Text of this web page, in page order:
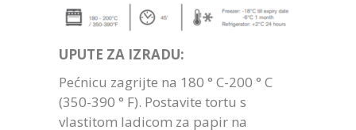
UPUTE ZA IZRADU:
Pećnicu zagrijte na 180 ° C-200 ° C
(350-390 ° F). Postavite tortu s
vlastitom ladicom za papir na